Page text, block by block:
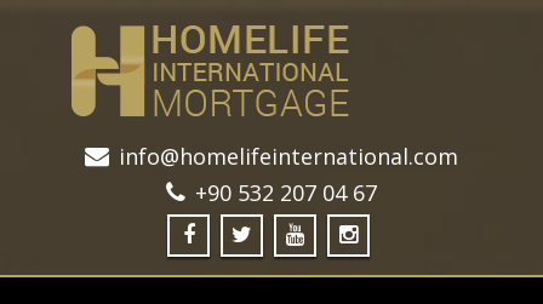
info@homelifeinternational.com
+90 532 207 04 67